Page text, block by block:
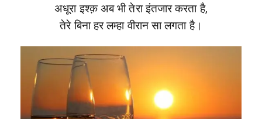
अधूरा इश्क़ अब भी तेरा इंतजार करता है,
तेरे बिना हर लम्हा वीरान सा लगता है।